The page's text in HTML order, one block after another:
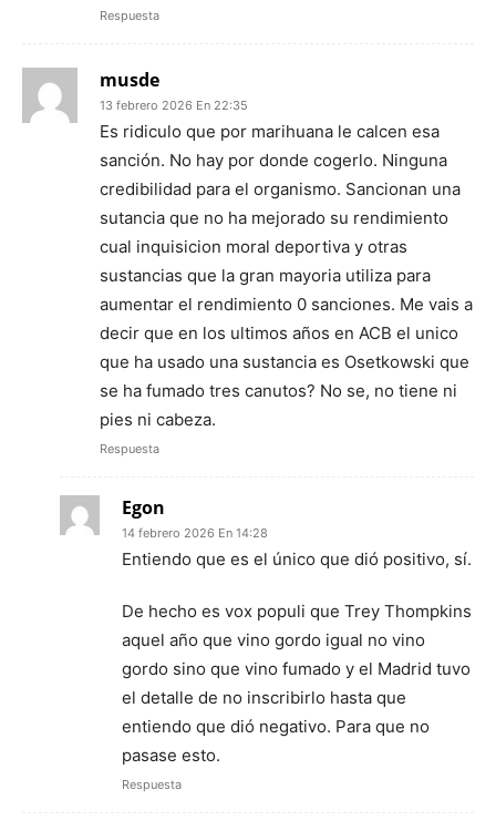
Respuesta
musde
13 febrero 2026 En 22:35
Es ridiculo que por marihuana le calcen esa
sanción. No hay por donde cogerlo. Ninguna
credibilidad para el organismo. Sancionan una
sutancia que no ha mejorado su rendimiento
cual inquisicion moral deportiva y otras
sustancias que la gran mayoria utiliza para
aumentar el rendimiento 0 sanciones. Me vais a
decir que en los ultimos años en ACB el unico
que ha usado una sustancia es Osetkowski que
se ha fumado tres canutos? No se, no tiene ni
pies ni cabeza.
Respuesta
Egon
14 febrero 2026 En 14:28
Entiendo que es el único que dió positivo, sí.
De hecho es vox populi que Trey Thompkins
aquel año que vino gordo igual no vino
gordo sino que vino fumado y el Madrid tuvo
el detalle de no inscribirlo hasta que
entiendo que dió negativo. Para que no
pasase esto.
Respuesta